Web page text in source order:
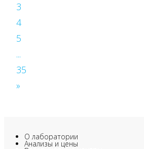
3
4
5
...
35
»
О лаборатории
Анализы и цены